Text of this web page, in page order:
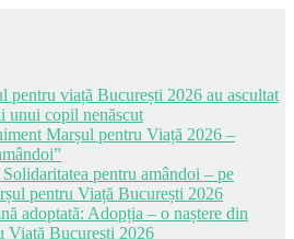
pentru viață București 2026 au ascultat
unui copil nenăscut
Marșul pentru Viață 2026 –
pentru amândoi – pe
pentru Viață București 2026
adoptată: Adopția – o naștere din
Viață București 2026